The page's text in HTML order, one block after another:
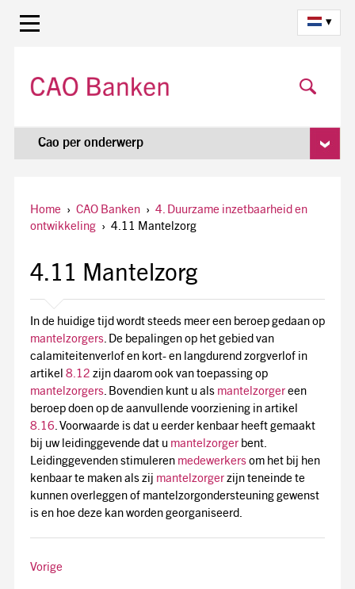
▾
Cao per onderwerp
Home › CAO Banken › 4. Duurzame inzetbaarheid en
ontwikkeling › 4.11 Mantelzorg
4.11 Mantelzorg
In de huidige tijd wordt steeds meer een beroep gedaan op
mantelzorgers. De bepalingen op het gebied van
calamiteitenverlof en kort- en langdurend zorgverlof in
artikel 8.12 zijn daarom ook van toepassing op
mantelzorgers. Bovendien kunt u als mantelzorgereen
beroep doen op de aanvullende voorziening in artikel
8.16. Voorwaarde is dat u eerder kenbaar heeft gemaakt
bij uw leidinggevende dat u mantelzorgerbent.
Leidinggevenden stimuleren medewerkersom het bij hen
kenbaar te maken als zij mantelzorgerzijn teneinde te
kunnen overleggen of mantelzorgondersteuning gewenst
is en hoe deze kan worden georganiseerd.
Vorige